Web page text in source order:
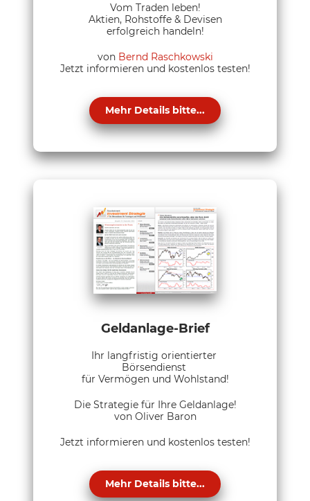
Vom Traden leben!
Aktien, Rohstoffe & Devisen
erfolgreich handeln!
von Bernd Raschkowski
Jetzt informieren und kostenlos testen!
Mehr Details bitte...
Geldanlage-Brief
Ihr langfristig orientierter
Börsendienst
für Vermögen und Wohlstand!
Die Strategie für Ihre Geldanlage!
von Oliver Baron
Jetzt informieren und kostenlos testen!
Mehr Details bitte...